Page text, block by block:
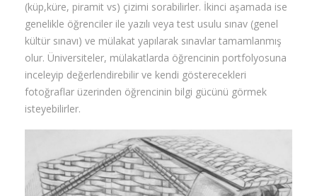
(küp,küre, piramit vs) çizimi sorabilirler. İkinci aşamada ise
genelikle öğrenciler ile yazılı veya test usulu sınav (genel
kültür sınavı) ve mülakat yapılarak sınavlar tamamlanmış
olur. Üniversiteler, mülakatlarda öğrencinin portfolyosuna
inceleyip değerlendirebilir ve kendi gösterecekleri
fotoğraflar üzerinden öğrencinin bilgi gücünü görmek
isteyebilirler.